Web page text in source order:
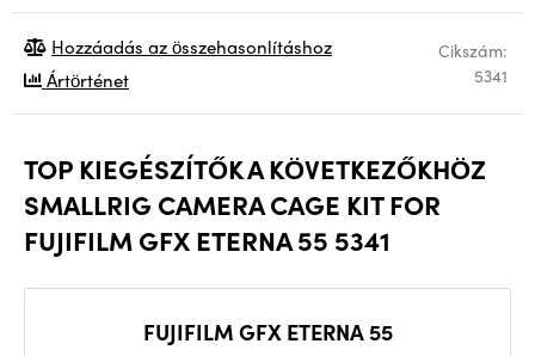
Cikszám:
5341
Hozzáadás az összehasonlításhoz
Ártörténet
TOP KIEGÉSZÍTŐK A KÖVETKEZŐKHÖZ
SMALLRIG CAMERA CAGE KIT FOR
FUJIFILM GFX ETERNA 55 5341
FUJIFILM GFX ETERNA 55